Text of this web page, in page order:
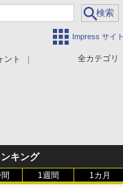
Impress サイト
全カテゴリ
ント
キング
1週間 1カ月